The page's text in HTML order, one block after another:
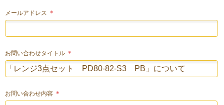
メールアドレス ＊
お問い合わせタイトル ＊
お問い合わせ内容 ＊